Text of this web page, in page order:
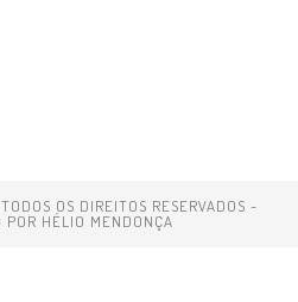
OS DIREITOS RESERVADOS -
POR HÉLIO MENDONÇA